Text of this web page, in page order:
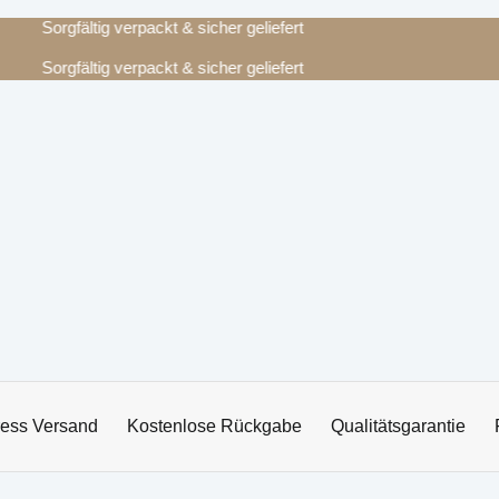
Sorgfältig verpackt & sicher geliefert
Sorgfältig verpackt & sicher geliefert
Versand Kostenlose Rückgabe Qualitätsgarantie